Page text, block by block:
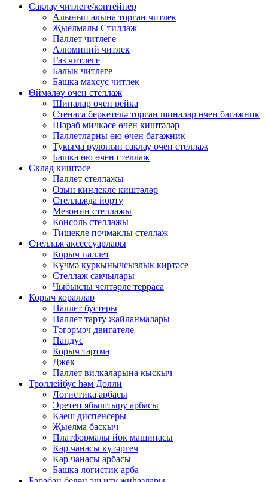
Саклау читлеге/контейнер
Алынып алына торган читлек
Җыелмалы Стиллаж
Паллет читлеге
Алюминий читлек
Газ читлеге
Балык читлеге
Башка махсус читлек
Өймәләү өчен стеллаж
Шиналар өчен рейка
Стенага беркетелә торган шиналар өчен багажник
Шәраб мичкәсе өчен киштәләр
Паллетларны өю өчен багажник
Тукыма рулонын саклау өчен стеллаж
Башка өю өчен стеллаж
Склад киштәсе
Паллет стеллажы
Озын киңлекле киштәләр
Стеллажда йөртү
Мезонин стеллажы
Консоль стеллажы
Тишекле почмаклы стеллаж
Стеллаж аксессуарлары
Корыч паллет
Күчмә куркынычсызлык киртәсе
Стеллаж сакчылары
Чыбыклы челтәрле терраса
Корыч кораллар
Паллет бустеры
Паллет тарту җайланмалары
Тәгәрмәч двигателе
Пандус
Корыч тартма
Джек
Паллет вилкаларына кыскыч
Троллейбус һәм Долли
Логистика арбасы
Эретеп ябыштыру арбасы
Каеш диспенсеры
Җыелма баскыч
Платформалы йөк машинасы
Кар чанасы күтәргеч
Кар чанасы арбасы
Башка логистик арба